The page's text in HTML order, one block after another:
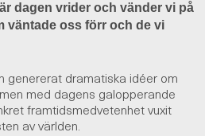
dagen vrider och vänder vi på
väntade oss förr och de vi
genererat dramatiska idéer om
med dagens galopperande
framtidsmedvetenhet vuxit
av världen.